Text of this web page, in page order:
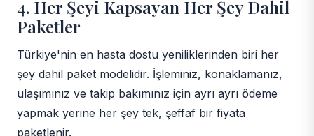
4. Her Şeyi Kapsayan Her Şey Dahil
Paketler
Türkiye'nin en hasta dostu yeniliklerinden biri her
şey dahil paket modelidir. İşleminiz, konaklamanız,
ulaşımınız ve takip bakımınız için ayrı ayrı ödeme
yapmak yerine her şey tek, şeffaf bir fiyata
paketlenir.